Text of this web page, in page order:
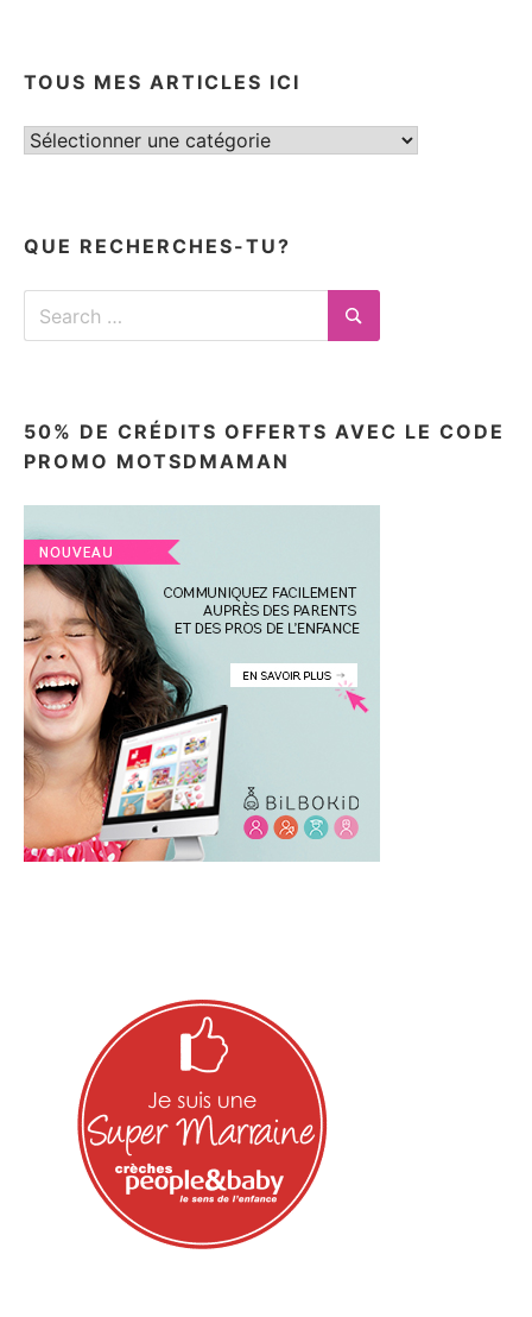
TOUS MES ARTICLES ICI
Tous
QUE RECHERCHES-TU?
Search
for:
Search
50% DE CRÉDITS OFFERTS AVEC LE CODE
PROMO MOTSDMAMAN